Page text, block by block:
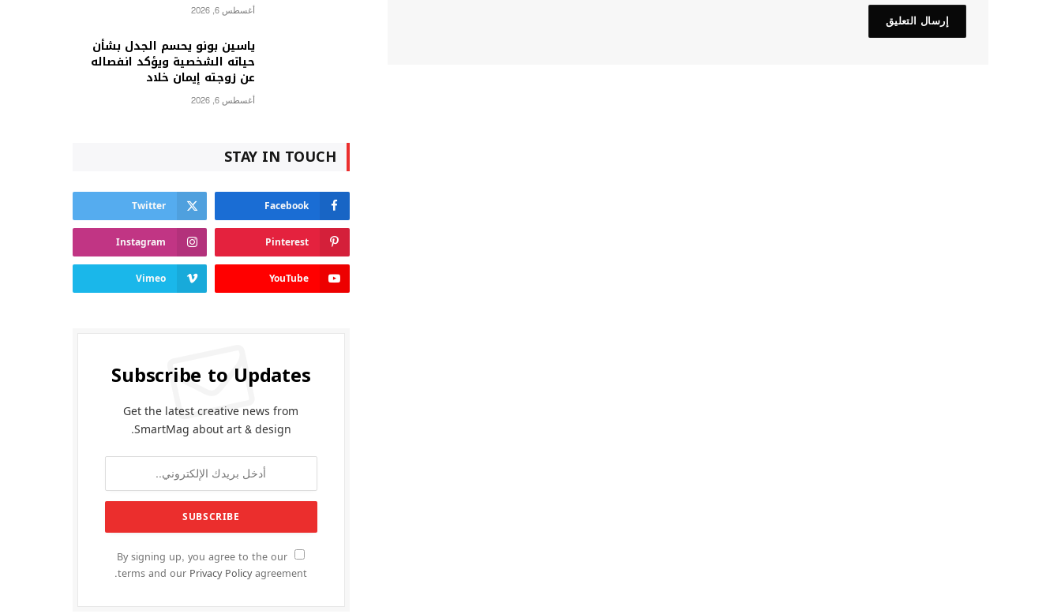
أغسطس 6, 2026
ياسين بونو يحسم الجدل بشأن
حياته الشخصية ويؤكد انفصاله
عن زوجته إيمان خلاد
أغسطس 6, 2026
STAY IN TOUCH
Facebook
Twitter
Pinterest
Instagram
YouTube
Vimeo
Subscribe to Updates
Get the latest creative news from
SmartMag about art & design.
By signing up, you agree to the our
terms and our Privacy Policyagreement.